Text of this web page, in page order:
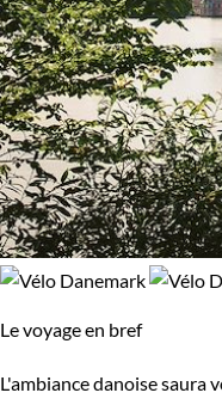
Le voyage en bref
L'ambiance danoise saura